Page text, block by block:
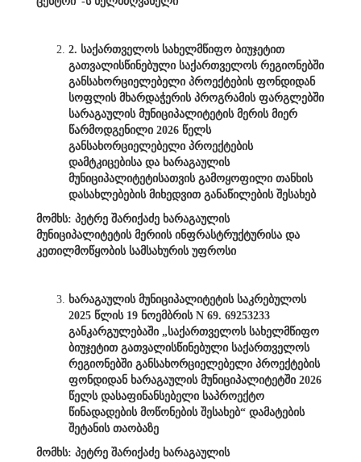
2. საქართველოს სახელმწიფო ბიუჯეტით
გათვალისწინებული საქართველოს რეგიონებში
განსახორციელებელი პროექტების ფონდიდან
სოფლის მხარდაჭერის პროგრამის ფარგლებში
სარაგაულის მუნიციპალიტეტის მერის მიერ
წარმოდგენილი 2026 წელს
განსახორციელებელი პროექტების
დამტკიცებისა და ხარაგაულის
მუნიციპალიტეტისათვის გამოყოფილი თანხის
დასახლებების მიხედვით განაწილების შესახებ
მომხს: პეტრე შარიქაძე ხარაგაულის
მუნიციპალიტეტის მერიის ინფრასტრუქტურისა და
კეთილმოწყობის სამსახურის უფროსი
ხარაგაულის მუნიციპალიტეტის საკრებულოს
2025 წლის 19 ნოემბრის N 69. 69253233
განკარგულებაში „საქართველოს სახელმწიფო
ბიუჯეტით გათვალისწინებული საქართველოს
რეგიონებში განსახორციელებელი პროექტების
ფონდიდან ხარაგაულის მუნიციპალიტეტში 2026
წელს დასაფინანსებელი საპროექტო
წინადადების მოწონების შესახებ“ დამატების
შეტანის თაობაზე
მომხს: პეტრე შარიქაძე ხარაგაულის